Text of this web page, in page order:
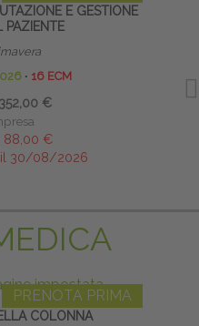
E GESTIONE
PAZIENTE
∙ 16 ECM
352,00 €
88,00 €
il 30/08/2026
PRENOTA PRIMA
COLONNA